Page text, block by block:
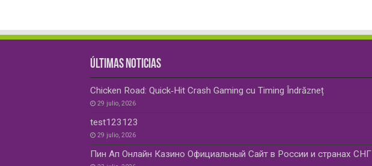
ÚLTIMAS NOTICIAS
Chicken Road: Quick‑Hit Crash Gaming cu Timing Îndrăzneț
29 julio, 2026
test123123
29 julio, 2026
Пин Ап Онлайн Казино Официальный Сайт в России и странах СНГ